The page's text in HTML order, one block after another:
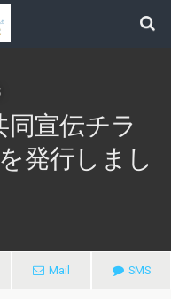
宣伝チラ
発行しまし
Mail SMS